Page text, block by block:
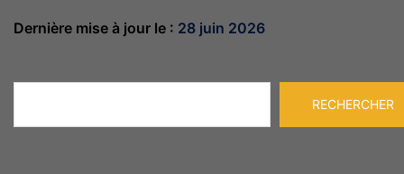
Dernière mise à jour le : 28 juin 2026
RECHERCHER